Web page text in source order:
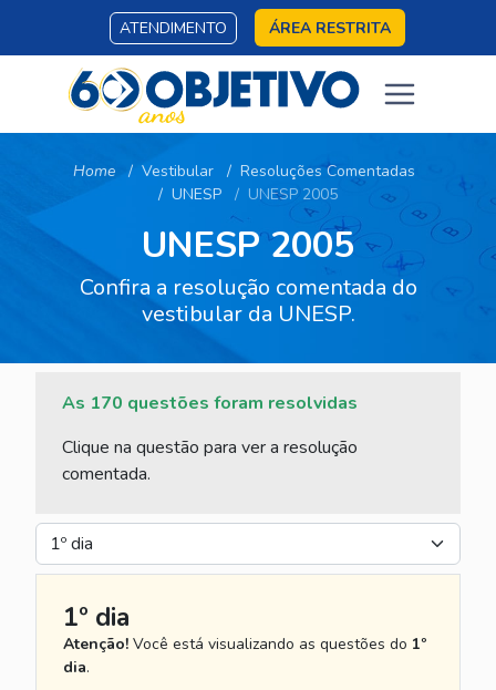
ATENDIMENTO ÁREA RESTRITA
Home Vestibular
Resoluções Comentadas
UNESP
UNESP 2005
UNESP 2005
Confira a resolução comentada do
vestibular da UNESP.
As 170 questões foram resolvidas
Clique na questão para ver a resolução
comentada.
1º dia
Atenção! Você está visualizando as questões do 1º
dia.